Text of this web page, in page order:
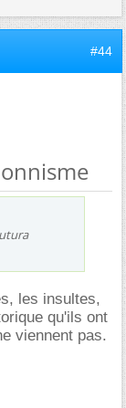
#44
les insultes,
qu'ils ont
viennent pas.